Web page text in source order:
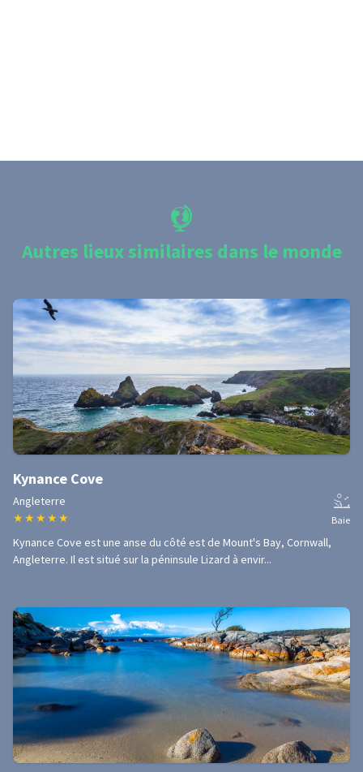
Autres lieux similaires dans le monde
Kynance Cove
Angleterre
★ ★ ★ ★ ★ Baie
Kynance Cove est une anse du côté est de Mount's Bay, Cornwall,
Angleterre. Il est situé sur la péninsule Lizard à envir...